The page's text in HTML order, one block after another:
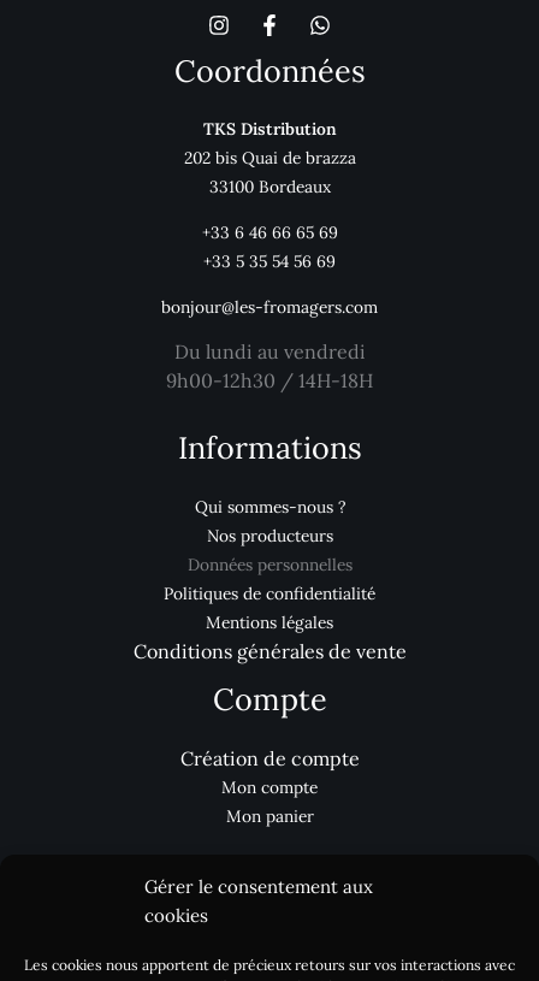
Gérer le consentement aux
cookies
Les cookies nous apportent de précieux retours sur vos interactions avec
Coordonnées
TKS Distribution
202 bis Quai de brazza
33100 Bordeaux
+33 6 46 66 65 69
+33 5 35 54 56 69
bonjour@les-fromagers.com
Du lundi au vendredi
9h00-12h30 / 14H-18H
Informations
Qui sommes-nous ?
Nos producteurs
Données personnelles
Politiques de confidentialité
Mentions légales
Conditions générales de vente
Compte
Création de compte
Mon compte
Mon panier
Nous contacter